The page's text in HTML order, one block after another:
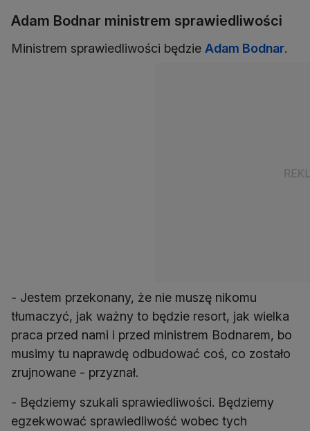
Adam Bodnar ministrem sprawiedliwości
Ministrem sprawiedliwości będzie Adam Bodnar.
- Jestem przekonany, że nie muszę nikomu
tłumaczyć, jak ważny to będzie resort, jak wielka
praca przed nami i przed ministrem Bodnarem, bo
musimy tu naprawdę odbudować coś, co zostało
zrujnowane - przyznał.
- Będziemy szukali sprawiedliwości. Będziemy
egzekwować sprawiedliwość wobec tych